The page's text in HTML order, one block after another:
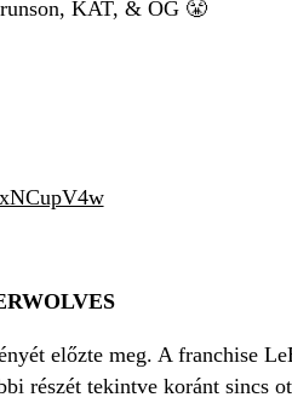
KAT, & OG 😤
előzte meg. A franchise
részét tekintve koránt sincs